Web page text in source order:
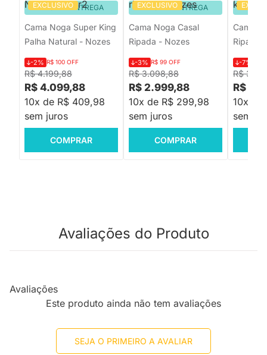
EXCLUSIVO
PRONTA ENTREGA
Cama Noga Super King
Palha Natural - Nozes
R$ 4.199,88
-2% R$ 100 OFF
R$ 4.099,88
10x de R$ 409,98
sem juros
COMPRAR
EXCLUSIVO
PRONTA ENTREGA
Cama Noga Casal
Ripada - Nozes
R$ 3.098,88
-3% R$ 99 OFF
R$ 2.999,88
10x de R$ 299,98
sem juros
COMPRAR
Cama
Ripada
R$
-7%
R$
10x de
sem
Avaliações do Produto
Avaliações
Este produto ainda não tem avaliações
SEJA O PRIMEIRO A AVALIAR